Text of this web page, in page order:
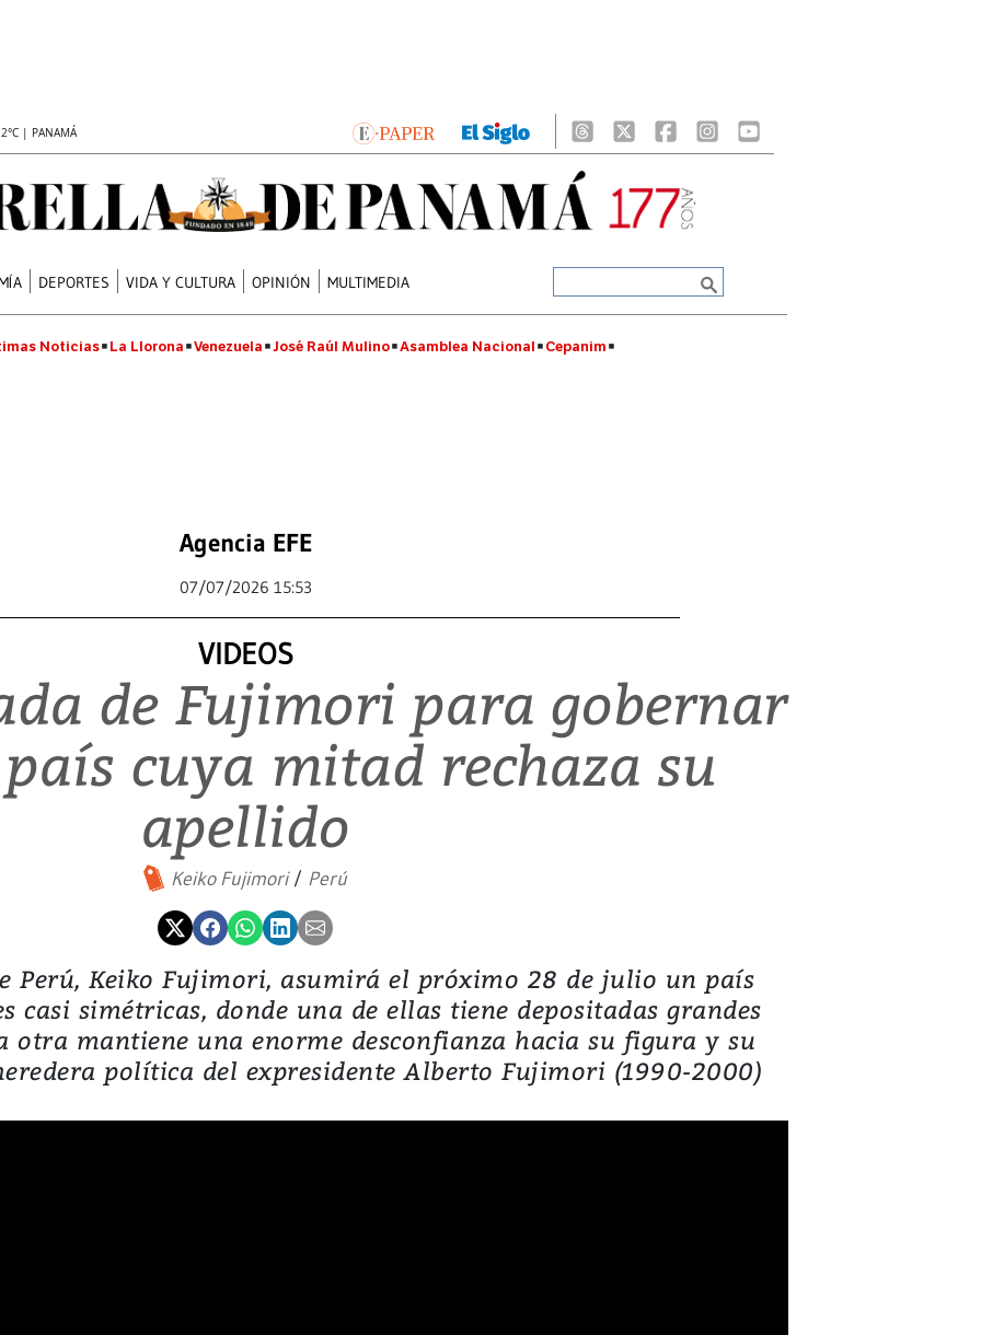
| PANAMÁ
DEPORTES VIDA Y CULTURA OPINIÓN MULTIMEDIA
Noticias La Llorona Venezuela José Raúl Mulino Asamblea Nacional Cepanim
Agencia EFE
07/07/2026 15:53
VIDEOS
de Fujimori para gobernar
cuya mitad rechaza su
apellido
Keiko Fujimori Perú
Perú, Keiko Fujimori, asumirá el próximo 28 de julio un país
casi simétricas, donde una de ellas tiene depositadas grandes
otra mantiene una enorme desconfianza hacia su figura y su
política del expresidente Alberto Fujimori (1990-2000)